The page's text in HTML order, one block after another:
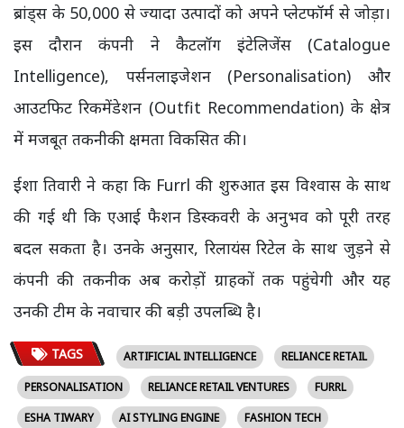
ब्रांड्स के 50,000 से ज्यादा उत्पादों को अपने प्लेटफॉर्म से जोड़ा।
इस दौरान कंपनी ने कैटलॉग इंटेलिजेंस (Catalogue
Intelligence), पर्सनलाइजेशन (Personalisation) और
आउटफिट रिकमेंडेशन (Outfit Recommendation) के क्षेत्र
में मजबूत तकनीकी क्षमता विकसित की।
ईशा तिवारी ने कहा कि Furrl की शुरुआत इस विश्वास के साथ
की गई थी कि एआई फैशन डिस्कवरी के अनुभव को पूरी तरह
बदल सकता है। उनके अनुसार, रिलायंस रिटेल के साथ जुड़ने से
कंपनी की तकनीक अब करोड़ों ग्राहकों तक पहुंचेगी और यह
उनकी टीम के नवाचार की बड़ी उपलब्धि है।
TAGS ARTIFICIAL INTELLIGENCE
RELIANCE RETAIL
PERSONALISATION
RELIANCE RETAIL VENTURES
FURRL
ESHA TIWARY
AI STYLING ENGINE
FASHION TECH